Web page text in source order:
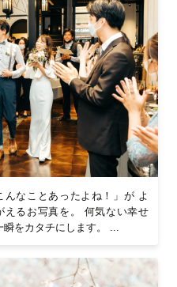
く仕上げます
の明るさや色合いを丁寧に調
おしゃれで洗練された仕上がり
ほしかった！」と思える一枚に
の撮影事例 をご覧ください。
んなことあったよね！」が よ
えるお写真を。 何気ない幸せ
瞬をカタチにします。 ...